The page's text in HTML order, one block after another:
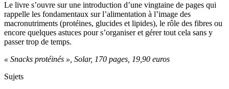
Le livre s’ouvre sur une introduction d’une vingtaine de pages qui
rappelle les fondamentaux sur l’alimentation à l’image des
macronutriments (protéines, glucides et lipides), le rôle des fibres ou
encore quelques astuces pour s’organiser et gérer tout cela sans y
passer trop de temps.
« Snacks protéinés », Solar, 170 pages, 19,90 euros
Sujets